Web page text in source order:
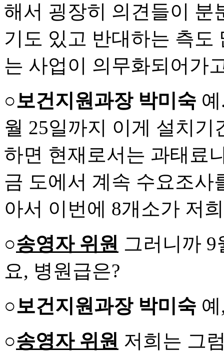
해서 굉장히 의견들이 분
기도 있고 반대하는 측도
는 사업이 의무화되어가
○보건지원과장 박미숙
월 25일까지 이게 설치
하면 현재로서는 과태료
금 도에서 계속 수요조사
아서 이번에 8개소가 저
○송영자 위원 그러니까 9
요, 병원급은?
○보건지원과장 박미숙
○송영자 위원 저희는 그